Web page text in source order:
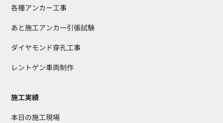
各種アンカー工事
あと施工アンカー引張試験
ダイヤモンド穿孔工事
レントゲン車両制作
施工実績
本日の施工現場